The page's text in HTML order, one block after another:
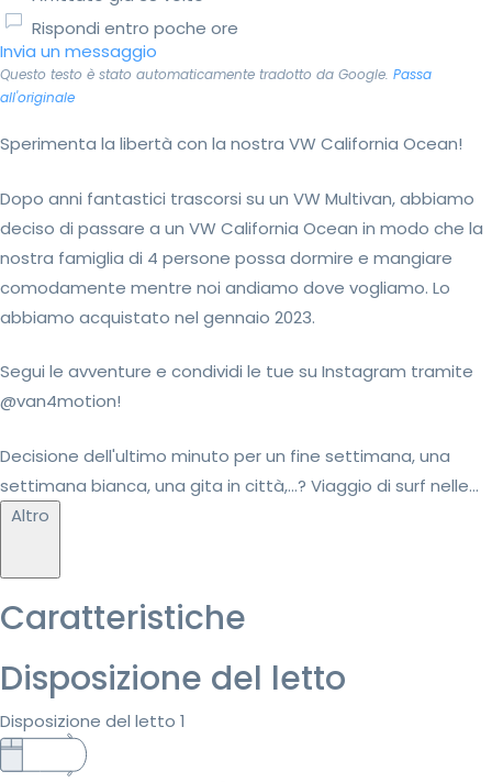
Rispondi entro poche ore
Invia un messaggio
Questo testo è stato automaticamente tradotto da Google. Passa
all'originale
Sperimenta la libertà con la nostra VW California Ocean!
Dopo anni fantastici trascorsi su un VW Multivan, abbiamo
deciso di passare a un VW California Ocean in modo che la
nostra famiglia di 4 persone possa dormire e mangiare
comodamente mentre noi andiamo dove vogliamo. Lo
abbiamo acquistato nel gennaio 2023.
Segui le avventure e condividi le tue su Instagram tramite
@van4motion!
Decisione dell'ultimo minuto per un fine settimana, una
settimana bianca, una gita in città,...? Viaggio di surf nelle...
Altro
Caratteristiche
Disposizione del letto
Disposizione del letto 1